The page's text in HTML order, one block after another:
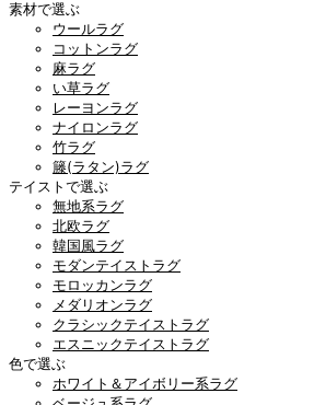
素材で選ぶ
ウールラグ
コットンラグ
麻ラグ
い草ラグ
レーヨンラグ
ナイロンラグ
竹ラグ
籐(ラタン)ラグ
テイストで選ぶ
無地系ラグ
北欧ラグ
韓国風ラグ
モダンテイストラグ
モロッカンラグ
メダリオンラグ
クラシックテイストラグ
エスニックテイストラグ
色で選ぶ
ホワイト＆アイボリー系ラグ